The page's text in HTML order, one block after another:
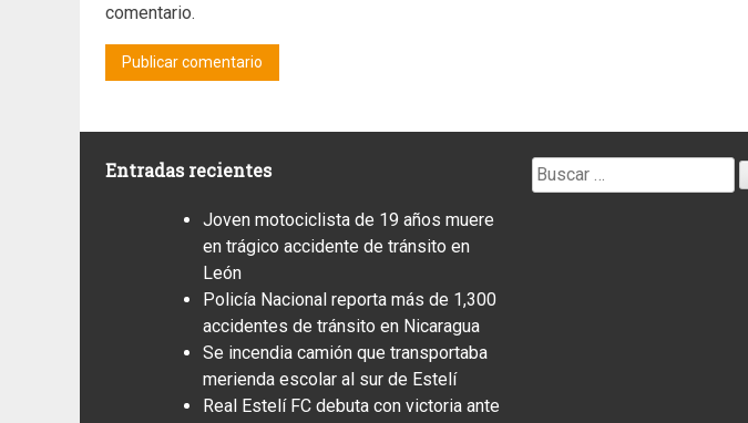
comentario.
Entradas recientes
Joven motociclista de 19 años muere
en trágico accidente de tránsito en
León
Policía Nacional reporta más de 1,300
accidentes de tránsito en Nicaragua
Se incendia camión que transportaba
merienda escolar al sur de Estelí
Real Estelí FC debuta con victoria ante
Buscar: